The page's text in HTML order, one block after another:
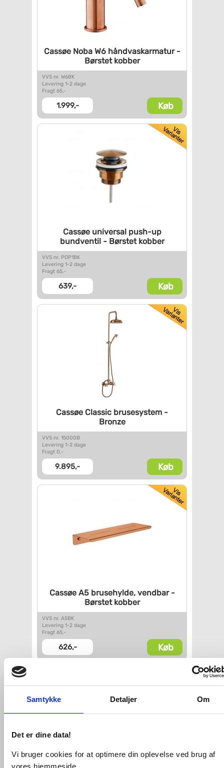
Samtykke Detaljer Om
Det er dine data!
Vi bruger cookies for at optimere din oplevelse ved brug af
vores hjemmeside.
Cassøe Noba W6 håndvaskarmatur-
Børstet kobber
VVS nr. W6BK
Levering 1-2 dage
Fragt 65,-
1.999,- Køb
Cassøe universal push-up
bundventil - Børstet kobber
VVS nr. POP1BK
Levering 1-2 dage
Fragt 65,-
639,- Køb
Cassøe Classic brusesystem -
Bronze
VVS nr. 15000B
Levering 1-2 dage
Fragt 0,-
9.895,- Køb
Cassøe A5 brusehylde, vendbar-
Børstet kobber
VVS nr. A5BK
Levering 1-2 dage
Fragt 65,-
626,- Køb